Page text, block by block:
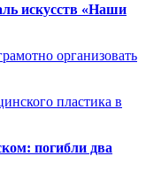
искусств «Наши
организовать
пластика в
погибли два